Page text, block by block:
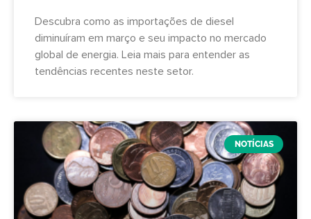
Descubra como as importações de diesel
diminuíram em março e seu impacto no mercado
global de energia. Leia mais para entender as
tendências recentes neste setor.
NOTÍCIAS